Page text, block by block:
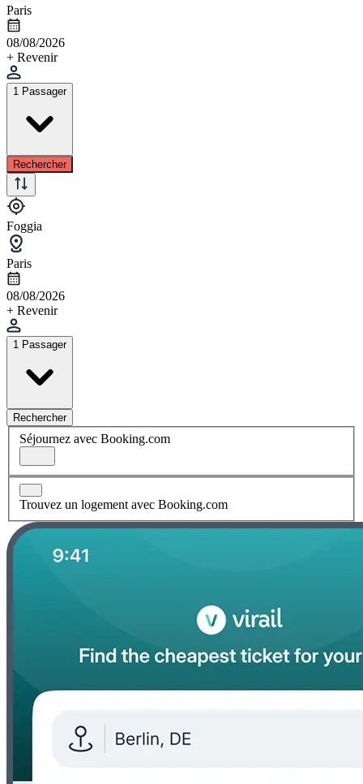
Paris
08/08/2026
+ Revenir
1 Passager
Rechercher
Foggia
Paris
08/08/2026
+ Revenir
1 Passager
Rechercher
Séjournez avec Booking.com
Trouvez un logement avec Booking.com